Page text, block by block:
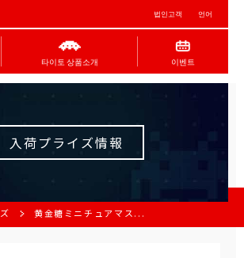
법인고객 언어
타이토 상품소개 이벤트
入荷プライズ情報
黄金糖ミニチュアマス...